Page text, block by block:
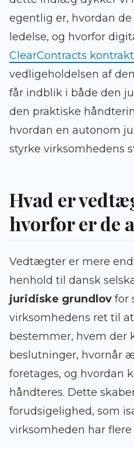
egentlig er, hvordan
ledelse, og hvorfor
ClearContracts
vedligeholdelsen af
får indblik i både den
den praktiske
hvordan en autonom
styrke virksomhedens
Hvad er
hvorfor er de
Vedtægter er mere
henhold til dansk
juridiske grundlov for
virksomhedens ret til
bestemmer, hvem der
beslutninger, hvornår
foretages, og hvordan
håndteres. Dette
forudsigelighed, som
virksomheden har